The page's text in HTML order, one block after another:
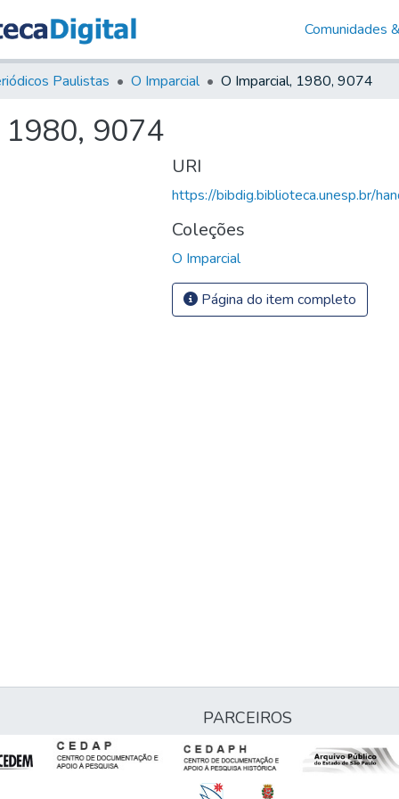
Comunidades
Paulistas O Imparcial O Imparcial, 1980, 9074
9074
URI
https://bibdig.biblioteca.unesp.br/
Coleções
O Imparcial
Página do item completo
PARCEIROS